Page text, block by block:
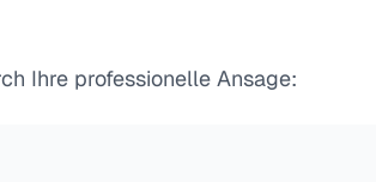
Ihre professionelle Ansage: